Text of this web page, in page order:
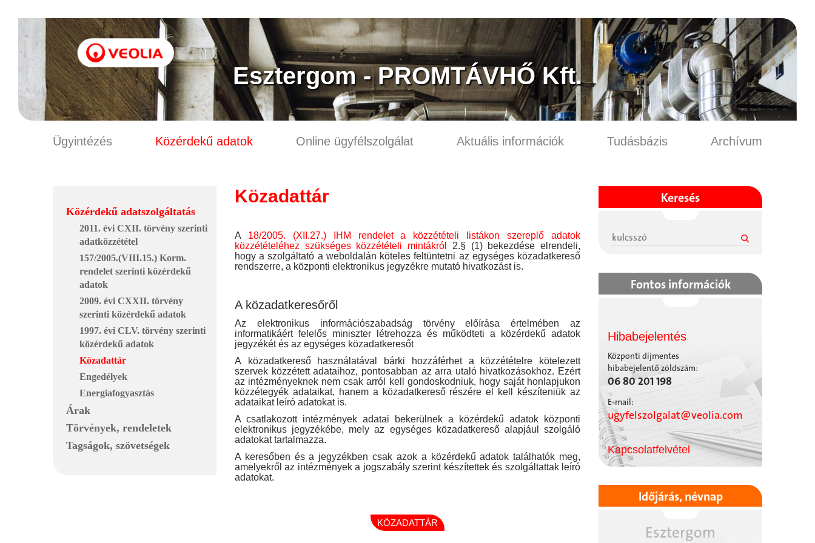
Esztergom - PROMTÁVHŐ Kft.
Ügyintézés Közérdekű adatok Online ügyfélszolgálat Aktuális információk Tudásbázis Archívum
Közérdekű adatszolgáltatás
2011. évi CXII. törvény szerinti
adatközzététel
157/2005.(VIII.15.) Korm.
rendelet szerinti közérdekű
adatok
2009. évi CXXII. törvény
szerinti közérdekű adatok
1997. évi CLV. törvény szerinti
közérdekű adatok
Közadattár
Engedélyek
Energiafogyasztás
Árak
Törvények, rendeletek
Tagságok, szövetségek
Közadattár
A 18/2005. (XII.27.) IHM rendelet a közzétételi listákon szereplő adatok
közzétételéhez szükséges közzétételi mintákról
2.§ (1) bekezdése elrendeli,
hogy a szolgáltató a weboldalán köteles feltüntetni az egységes közadatkereső
rendszerre, a központi elektronikus jegyzékre mutató hivatkozást is.
A közadatkeresőről
Az elektronikus információszabadság törvény előírása értelmében az
informatikáért felelős miniszter létrehozza és működteti a közérdekű adatok
jegyzékét és az egységes közadatkeresőt
A közadatkereső használatával bárki hozzáférhet a közzétételre kötelezett
szervek közzétett adataihoz, pontosabban az arra utaló hivatkozásokhoz. Ezért
az intézményeknek nem csak arról kell gondoskodniuk, hogy saját honlapjukon
közzétegyék adataikat, hanem a közadatkereső részére el kell készíteniük az
adataikat leíró adatokat is.
A csatlakozott intézmények adatai bekerülnek a közérdekű adatok központi
elektronikus jegyzékébe, mely az egységes közadatkereső alapjául szolgáló
adatokat tartalmazza.
A keresőben és a jegyzékben csak azok a közérdekű adatok találhatók meg,
amelyekről az intézmények a jogszabály szerint készítettek és szolgáltattak leíró
adatokat.
KÖZADATTÁR
Keresés
Fontos információk
Hibabejelentés
Központi díjmentes
hibabejelentő zöldszám:
06 80 201 198
E-mail:
ugyfelszolgalat@veolia.com
Kapcsolatfelvétel
Időjárás, névnap
Esztergom